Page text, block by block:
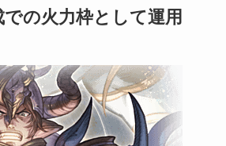
の火力枠として運用